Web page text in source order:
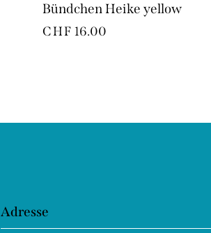
Bündchen Heike yellow
CHF 16.00
Adresse